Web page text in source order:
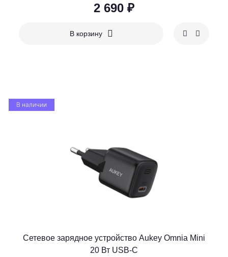
2 690 ₽
В корзину
В наличии
Сетевое зарядное устройство Aukey Omnia Mini
20 Вт USB-C